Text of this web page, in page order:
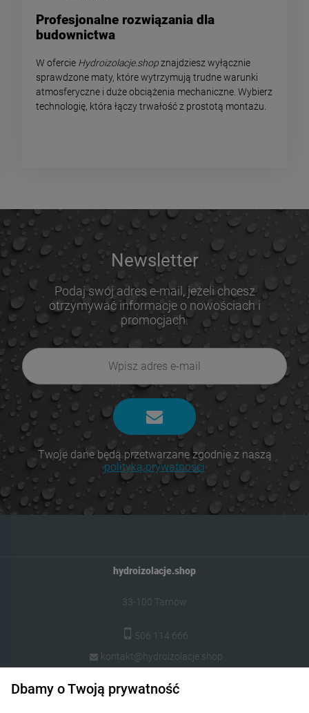
Profesjonalne rozwiązania dla
budownictwa
W ofercie Hydroizolacje.shopznajdziesz wyłącznie
sprawdzone maty, które wytrzymują trudne warunki
atmosferyczne i duże obciążenia mechaniczne. Wybierz
technologię, która łączy trwałość z prostotą montażu.
Newsletter
Podaj swój adres e-mail, jeżeli chcesz
otrzymywać informacje o nowościach i
promocjach.
Twoje dane będą przetwarzane zgodnie z naszą
polityką prywatności
hydroizolacje.shop
33-100 Tarnów
506 114 666
kontakt@hydroizolacje.shop
Popularne kategorie
Dbamy o Twoją prywatność